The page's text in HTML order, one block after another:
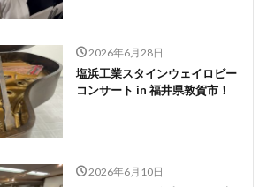
2026年6月28日
塩浜工業スタインウェイロビー
コンサート in 福井県敦賀市！
2026年6月10日